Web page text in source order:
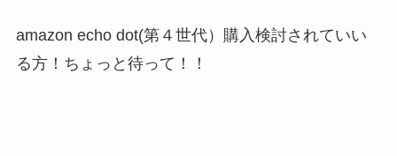
amazon echo dot(第４世代）購入検討されていい
る方！ちょっと待って！！